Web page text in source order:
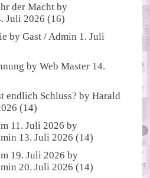
der Macht by
Juli 2026 (16)
byGast / Admin 1. Juli
byWeb Master 14.
endlich Schluss? byHarald
(14)
11. Juli 2026 by
13. Juli 2026 (14)
19. Juli 2026 by
20. Juli 2026 (14)